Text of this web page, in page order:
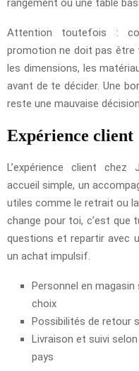
Attention toutefois :
promotion ne doit pas être
les dimensions, les
avant de te décider. Une
reste une mauvaise décision.
Expérience client
L’expérience client
accueil simple, un
utiles comme le retrait ou
change pour toi, c’est que
questions et repartir avec
un achat impulsif.
Personnel en
choix
Possibilités de retour
Livraison et suivi
pays